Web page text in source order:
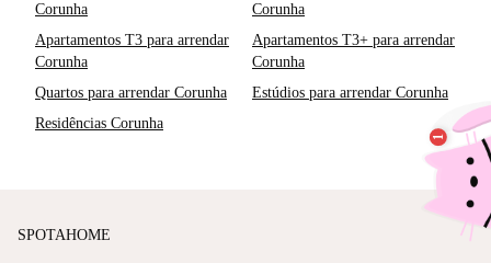
Corunha
Corunha
Apartamentos T3 para arrendar
Corunha
Apartamentos T3+ para arrendar
Corunha
Quartos para arrendar Corunha
Estúdios para arrendar Corunha
Residências Corunha
SPOTAHOME